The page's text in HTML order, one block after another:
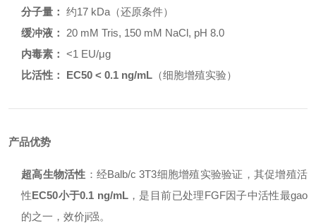
分子量： 约17 kDa（还原条件）
缓冲液：
20 mM Tris, 150 mM NaCl, pH 8.0
内毒素： <1 EU/μg
比活性：
EC50 < 0.1 ng/mL （细胞增殖实验）
产品优势
超高生物活性 ：经Balb/c 3T3细胞增殖实验验证，其促增殖活
性EC50小于0.1 ng/mL，是目前已处理FGF因子中活性最gao
的之一，效价ji强。